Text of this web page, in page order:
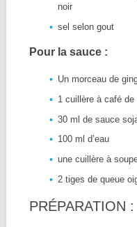
noir
sel selon gout
Pour la sauce :
Un morceau de
1 cuillère à café de
30 ml de sauce
100 ml d’eau
une cuillère à
2 tiges de queue
PRÉPARATION :